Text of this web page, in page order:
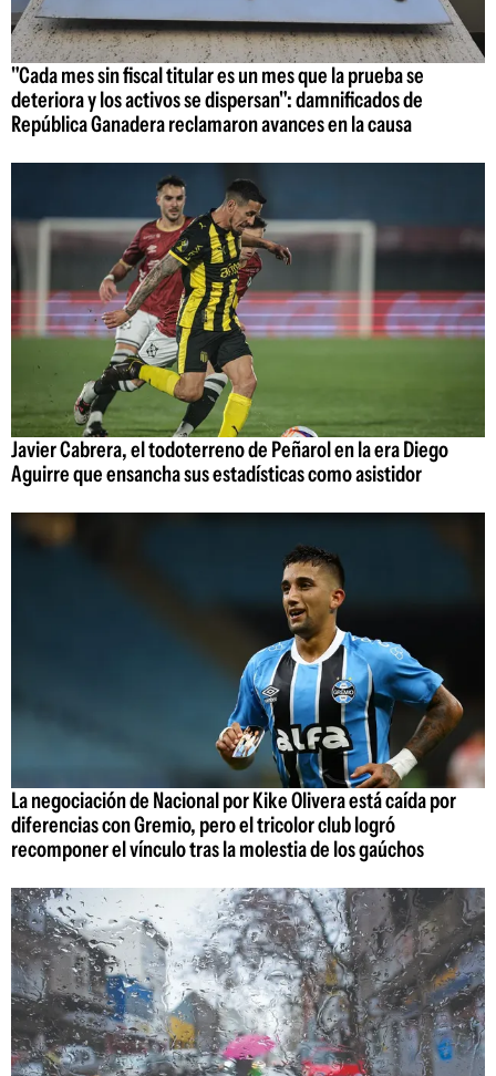
"Cada mes sin fiscal titular es un mes que la prueba se
deteriora y los activos se dispersan": damnificados de
República Ganadera reclamaron avances en la causa
Javier Cabrera, el todoterreno de Peñarol en la era Diego
Aguirre que ensancha sus estadísticas como asistidor
La negociación de Nacional por Kike Olivera está caída por
diferencias con Gremio, pero el tricolor club logró
recomponer el vínculo tras la molestia de los gaúchos